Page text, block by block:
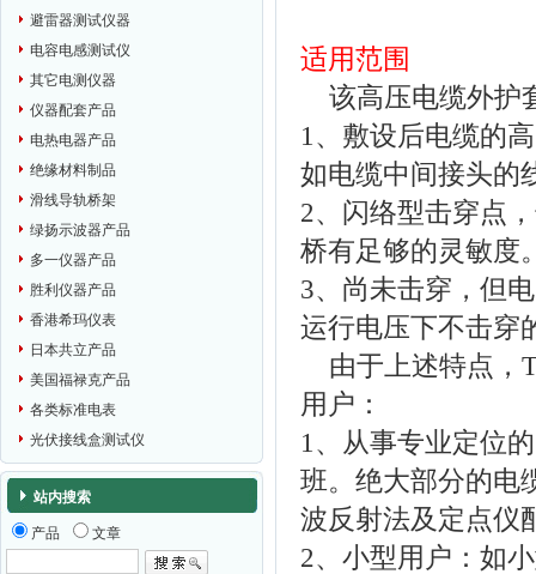
避雷器测试仪器
电容电感测试仪
其它电测仪器
仪器配套产品
电热电器产品
绝缘材料制品
滑线导轨桥架
绿扬示波器产品
多一仪器产品
胜利仪器产品
香港希玛仪表
日本共立产品
美国福禄克产品
各类标准电表
光伏接线盒测试仪
站内搜索
产品 文章
适用范围
该高压电缆外护
1、敷设后电缆的
如电缆中间接头的
2、闪络型击穿点
桥有足够的灵敏度
3、尚未击穿，但
运行电压下不击穿
由于上述特点，
用户：
1、从事专业定位
班。绝大部分的电
波反射法及定点仪
2、小型用户：如